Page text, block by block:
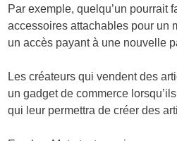
Par exemple, quelqu’un pourrait
accessoires attachables pour un
un accès payant à une nouvelle
Les créateurs qui vendent des
un gadget de commerce
qui leur permettra de créer des